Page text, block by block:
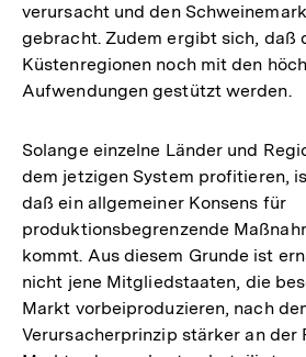
verursacht und den
gebracht. Zudem ergibt sich, daß
Küstenregionen noch mit den
Aufwendungen gestützt werden.
Solange einzelne Länder und
dem jetzigen System profitieren,
daß ein allgemeiner Konsens für
produktionsbegrenzende
kommt. Aus diesem Grunde ist
nicht jene Mitgliedstaaten, die
Markt vorbeiproduzieren, nach
Verursacherprinzip stärker an der